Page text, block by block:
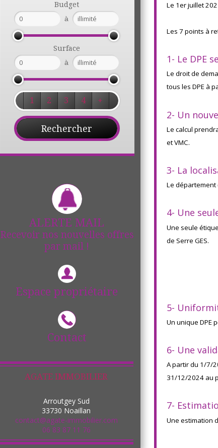
Budget
à
Surface
à
1 2 3 4 +
ALERTE MAIL
Recevoir nos nouvelles offres
par mail !
Espace propriétaire
Contact
AGATE IMMOBILIER
Arroutgey Sud
33730 Noaillan
contact@agate-immobilier.com
06 83 87 11 76
Le 1er juillet
Les 7 points à
1- Le DPE
Le droit de
tous les DPE à
2- Un
Le calcul
et VMC.
3- La
Le département
4- Une
Une seule
de Serre GES.
5-
Un unique DPE
6- Une
A partir du 1/7/
31/12/2024 au
7-
Une estimation